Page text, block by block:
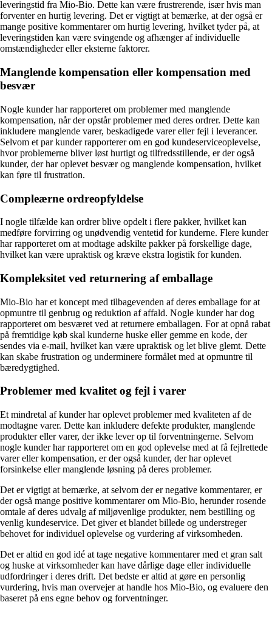
leveringstid fra Mio-Bio. Dette kan være frustrerende, især hvis man
forventer en hurtig levering. Det er vigtigt at bemærke, at der også er
mange positive kommentarer om hurtig levering, hvilket tyder på, at
leveringstiden kan være svingende og afhænger af individuelle
omstændigheder eller eksterne faktorer.
Manglende kompensation eller kompensation med
besvær
Nogle kunder har rapporteret om problemer med manglende
kompensation, når der opstår problemer med deres ordrer. Dette kan
inkludere manglende varer, beskadigede varer eller fejl i leverancer.
Selvom et par kunder rapporterer om en god kundeserviceoplevelse,
hvor problemerne bliver løst hurtigt og tilfredsstillende, er der også
kunder, der har oplevet besvær og manglende kompensation, hvilket
kan føre til frustration.
Compleærne ordreopfyldelse
I nogle tilfælde kan ordrer blive opdelt i flere pakker, hvilket kan
medføre forvirring og unødvendig ventetid for kunderne. Flere kunder
har rapporteret om at modtage adskilte pakker på forskellige dage,
hvilket kan være upraktisk og kræve ekstra logistik for kunden.
Kompleksitet ved returnering af emballage
Mio-Bio har et koncept med tilbagevenden af deres emballage for at
opmuntre til genbrug og reduktion af affald. Nogle kunder har dog
rapporteret om besværet ved at returnere emballagen. For at opnå rabat
på fremtidige køb skal kunderne huske eller gemme en kode, der
sendes via e-mail, hvilket kan være upraktisk og let blive glemt. Dette
kan skabe frustration og underminere formålet med at opmuntre til
bæredygtighed.
Problemer med kvalitet og fejl i varer
Et mindretal af kunder har oplevet problemer med kvaliteten af de
modtagne varer. Dette kan inkludere defekte produkter, manglende
produkter eller varer, der ikke lever op til forventningerne. Selvom
nogle kunder har rapporteret om en god oplevelse med at få fejlrettede
varer eller kompensation, er der også kunder, der har oplevet
forsinkelse eller manglende løsning på deres problemer.
Det er vigtigt at bemærke, at selvom der er negative kommentarer, er
der også mange positive kommentarer om Mio-Bio, herunder rosende
omtale af deres udvalg af miljøvenlige produkter, nem bestilling og
venlig kundeservice. Det giver et blandet billede og understreger
behovet for individuel oplevelse og vurdering af virksomheden.
Det er altid en god idé at tage negative kommentarer med et gran salt
og huske at virksomheder kan have dårlige dage eller individuelle
udfordringer i deres drift. Det bedste er altid at gøre en personlig
vurdering, hvis man overvejer at handle hos Mio-Bio, og evaluere den
baseret på ens egne behov og forventninger.